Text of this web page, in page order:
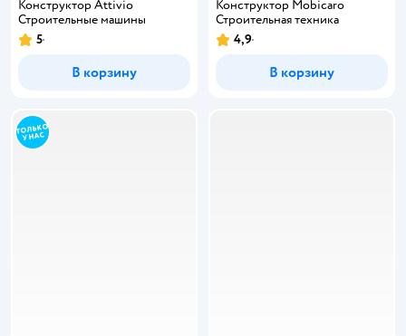
Конструктор Attivio
Строительные машины
5
В корзину
Конструктор Mobicaro
Строительная техника
4,9
В корзину